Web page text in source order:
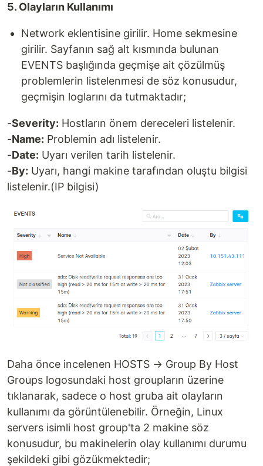
5. Olayların Kullanımı
Network eklentisine girilir. Home sekmesine
girilir. Sayfanın sağ alt kısmında bulunan
EVENTS başlığında geçmişe ait çözülmüş
problemlerin listelenmesi de söz konusudur,
geçmişin loglarını da tutmaktadır;
-Severity: Hostların önem dereceleri listelenir.
-Name: Problemin adı listelenir.
-Date: Uyarı verilen tarih listelenir.
-By: Uyarı, hangi makine tarafından oluştu bilgisi
listelenir.(IP bilgisi)
Daha önce incelenen HOSTS → Group By Host
Groups logosundaki host groupların üzerine
tıklanarak, sadece o host gruba ait olayların
kullanımı da görüntülenebilir. Örneğin, Linux
servers isimli host group'ta 2 makine söz
konusudur, bu makinelerin olay kullanımı durumu
şekildeki gibi gözükmektedir;